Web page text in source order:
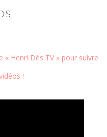
« Henri Dès TV » pour suivre
!